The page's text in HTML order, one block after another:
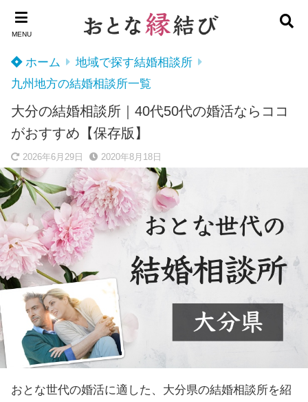
MENU
ホーム
地域で探す結婚相談所
九州地方の結婚相談所一覧
大分の結婚相談所｜40代50代の婚活ならココ
がおすすめ【保存版】
2026年6月29日 2020年8月18日
おとな世代の婚活に適した、大分県の結婚相談所を紹